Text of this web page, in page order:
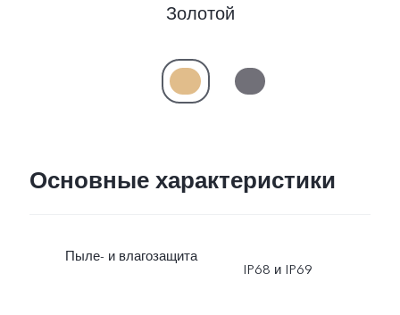
Золотой
Основные характеристики
Пыле- и влагозащита
IP68 и IP69